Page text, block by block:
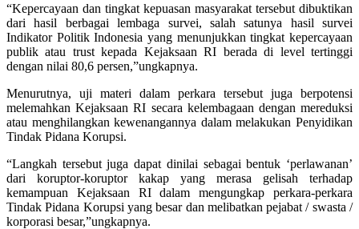
“Kepercayaan dan tingkat kepuasan masyarakat tersebut dibuktikan
dari hasil berbagai lembaga survei, salah satunya hasil survei
Indikator Politik Indonesia yang menunjukkan tingkat kepercayaan
publik atau trust kepada Kejaksaan RI berada di level tertinggi
dengan nilai 80,6 persen,”ungkapnya.
Menurutnya, uji materi dalam perkara tersebut juga berpotensi
melemahkan Kejaksaan RI secara kelembagaan dengan mereduksi
atau menghilangkan kewenangannya dalam melakukan Penyidikan
Tindak Pidana Korupsi.
“Langkah tersebut juga dapat dinilai sebagai bentuk ‘perlawanan’
dari koruptor-koruptor kakap yang merasa gelisah terhadap
kemampuan Kejaksaan RI dalam mengungkap perkara-perkara
Tindak Pidana Korupsi yang besar dan melibatkan pejabat / swasta /
korporasi besar,”ungkapnya.